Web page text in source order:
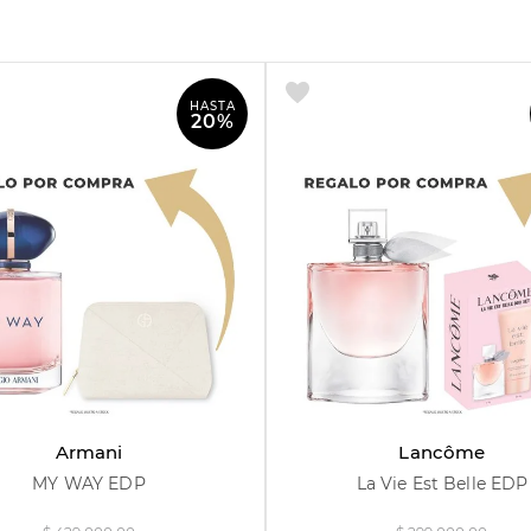
HASTA
20%
50 ml
Armani
MY WAY EDP
30 ml 75 ml
Lancôme
La Vie Est Belle EDP